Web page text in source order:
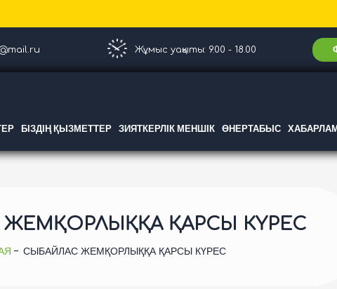
Жұмыс уақыты: 9.00 - 18.00
БІЗДІҢ ҚЫЗМЕТТЕР ЗИЯТКЕРЛІК МЕНШІК ӨНЕРТАБЫС
ҚАРСЫ КҮРЕС
СЫБАЙЛАС ЖЕМҚОРЛЫҚҚА ҚАРСЫ КҮРЕС